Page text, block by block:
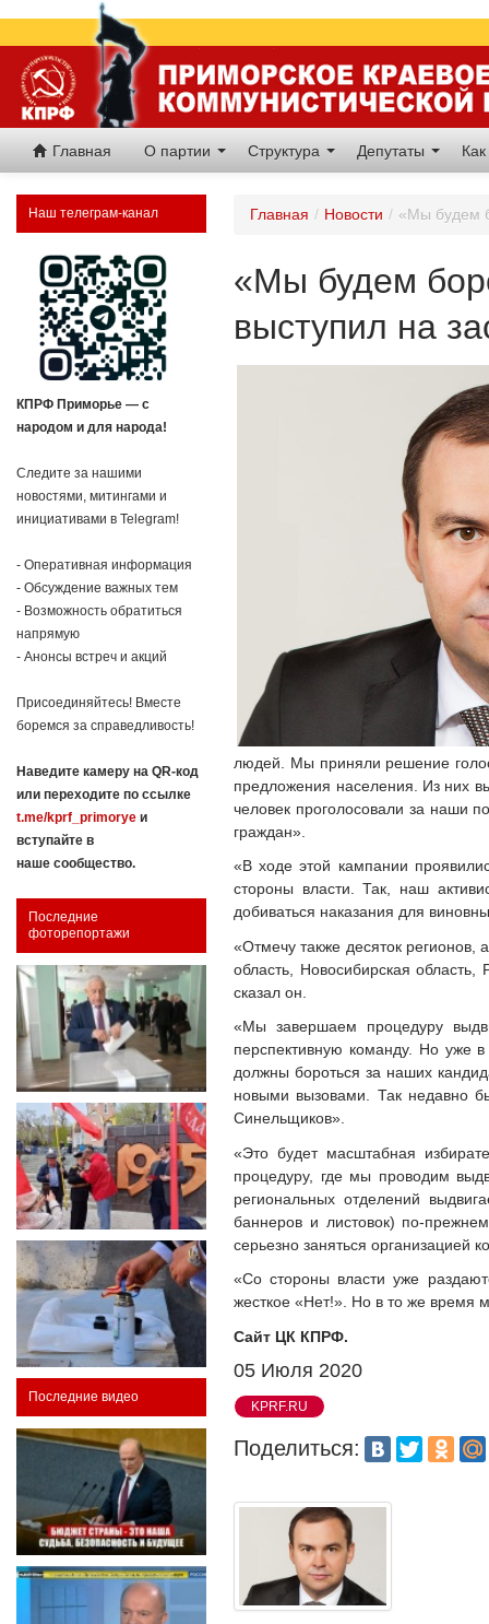
Главная О партии Структура Депутаты
Наш телеграм-канал
КПРФ Приморье — с
народом и для народа!
Следите за нашими
новостями, митингами и
инициативами в Telegram!
- Оперативная информация
- Обсуждение важных тем
- Возможность обратиться
напрямую
- Анонсы встреч и акций
Присоединяйтесь! Вместе
боремся за справедливость!
Наведите камеру на QR-код
или переходите по ссылке
t.me/kprf_primorye и
вступайте в
наше сообщество.
Последние
фоторепортажи
Последние видео
Главная / Новости / «Мы будем
«Мы будем
выступил на
людей. Мы приняли решение
предложения населения. Из них
человек проголосовали за наши
граждан».
«В ходе этой кампании
стороны власти. Так, наш
добиваться наказания для
«Отмечу также десяток регионов,
область, Новосибирская
сказал он.
«Мы завершаем процедуру
перспективную команду. Но уже
должны бороться за наших
новыми вызовами. Так недавно
Синельщиков».
«Это будет масштабная
процедуру, где мы проводим
региональных отделений
баннеров и листовок) по-
серьезно заняться
«Со стороны власти уже
жесткое «Нет!». Но в то же время
Сайт ЦК КПРФ.
05 Июля 2020
KPRF.RU
Поделиться: